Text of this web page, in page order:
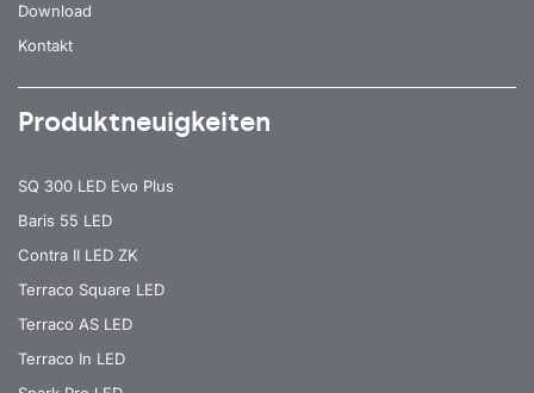
Download
Kontakt
Produktneuigkeiten
SQ 300 LED Evo Plus
Baris 55 LED
Contra II LED ZK
Terraco Square LED
Terraco AS LED
Terraco In LED